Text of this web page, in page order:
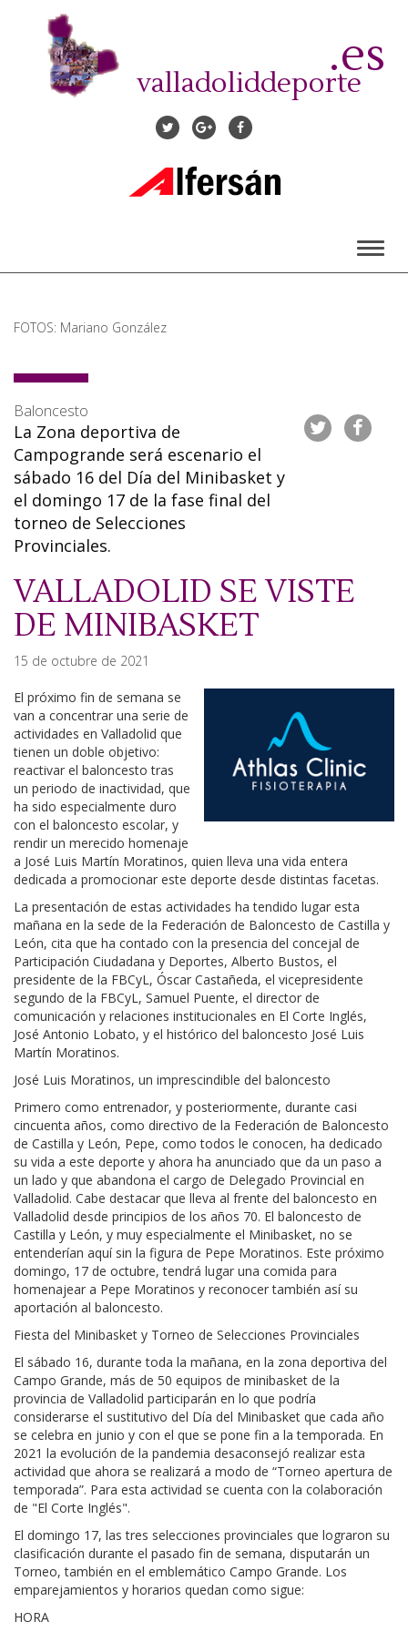
contenido
valladoliddeporte
.es
FOTOS: Mariano González
Baloncesto
La Zona deportiva de
Campogrande será escenario el
sábado 16 del Día del Minibasket y
el domingo 17 de la fase final del
torneo de Selecciones
Provinciales.
VALLADOLID SE VISTE
DE MINIBASKET
15 de octubre de 2021
El próximo fin de semana se
van a concentrar una serie de
actividades en Valladolid que
tienen un doble objetivo:
reactivar el baloncesto tras
un periodo de inactividad, que
ha sido especialmente duro
con el baloncesto escolar, y
rendir un merecido homenaje
a José Luis Martín Moratinos, quien lleva una vida entera
dedicada a promocionar este deporte desde distintas facetas.
La presentación de estas actividades ha tendido lugar esta
mañana en la sede de la Federación de Baloncesto de Castilla y
León, cita que ha contado con la presencia del concejal de
Participación Ciudadana y Deportes, Alberto Bustos, el
presidente de la FBCyL, Óscar Castañeda, el vicepresidente
segundo de la FBCyL, Samuel Puente, el director de
comunicación y relaciones institucionales en El Corte Inglés,
José Antonio Lobato, y el histórico del baloncesto José Luis
Martín Moratinos.
José Luis Moratinos, un imprescindible del baloncesto
Primero como entrenador, y posteriormente, durante casi
cincuenta años, como directivo de la Federación de Baloncesto
de Castilla y León, Pepe, como todos le conocen, ha dedicado
su vida a este deporte y ahora ha anunciado que da un paso a
un lado y que abandona el cargo de Delegado Provincial en
Valladolid. Cabe destacar que lleva al frente del baloncesto en
Valladolid desde principios de los años 70. El baloncesto de
Castilla y León, y muy especialmente el Minibasket, no se
entenderían aquí sin la figura de Pepe Moratinos. Este próximo
domingo, 17 de octubre, tendrá lugar una comida para
homenajear a Pepe Moratinos y reconocer también así su
aportación al baloncesto.
Fiesta del Minibasket y Torneo de Selecciones Provinciales
El sábado 16, durante toda la mañana, en la zona deportiva del
Campo Grande, más de 50 equipos de minibasket de la
provincia de Valladolid participarán en lo que podría
considerarse el sustitutivo del Día del Minibasket que cada año
se celebra en junio y con el que se pone fin a la temporada. En
2021 la evolución de la pandemia desaconsejó realizar esta
actividad que ahora se realizará a modo de “Torneo apertura de
temporada”. Para esta actividad se cuenta con la colaboración
de "El Corte Inglés".
El domingo 17, las tres selecciones provinciales que lograron su
clasificación durante el pasado fin de semana, disputarán un
Torneo, también en el emblemático Campo Grande. Los
emparejamientos y horarios quedan como sigue:
HORA